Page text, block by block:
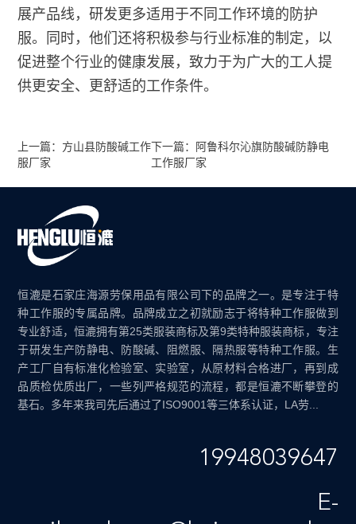
展产品线，研发更多适用于不同工作环境的防护
服。同时，他们还将积极参与行业标准的制定，以
促进整个行业的健康发展，致力于为广大的工人提
供更安全、更舒适的工作条件。
上一篇：方山县防酸碱工作
服厂家
下一篇：阿鲁科尔沁旗防酸碱防静电
工作服厂家
恒漉是石家庄海源劳保用品有限公司下的品牌之一。是专注于特
种工作服的专属品牌。品牌成立之初就励志于将特种工作服做到
专业舒适，恒漉拥有第25类服装商标及第9类特种服装商标，专注
于研发生产防静电、防酸碱、阻燃服、隔热服等特种工作服。生
产工厂自有标准化检验室、实验室，从原材料合格进厂，再到成
品质检优质出厂，一些列严格规范的流程，都是恒漉不断攀登的
基石。多年来我司先后通过了ISO9001等三体系认证，LA劳...
19948039647
E-